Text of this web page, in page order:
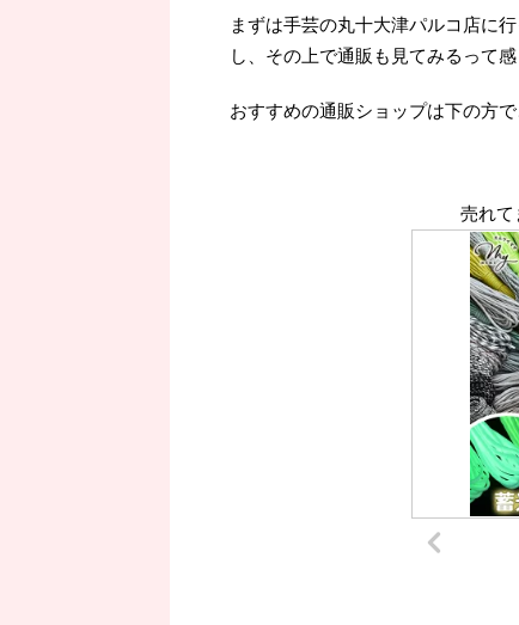
まずは手芸の丸十大津パルコ店に
し、その上で通販も見てみるって感
おすすめの通販ショップは下の方で
売れて